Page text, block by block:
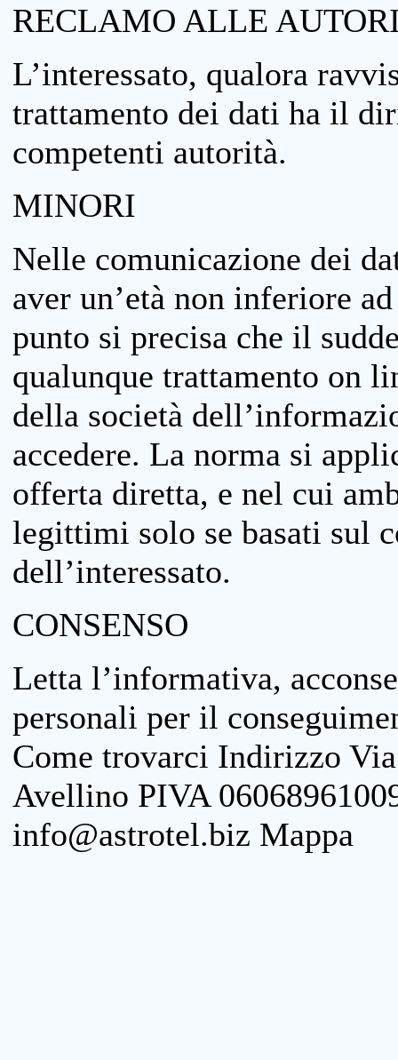
RECLAMO ALLE
L’interessato, qualora
trattamento dei dati ha il
competenti autorità.
MINORI
Nelle comunicazione dei
aver un’età non inferiore
punto si precisa che il
qualunque trattamento on
della società
accedere. La norma si
offerta diretta, e nel cui
legittimi solo se basati sul
dell’interessato.
CONSENSO
Letta l’informativa,
personali per il
Come trovarci Indirizzo
Avellino PIVA
info@astrotel.biz Mappa